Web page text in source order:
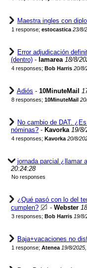
Maestra ingles con
1 response; estocastica 23/8/
Error adjudicación
(dentro) - lamarea 18/8/
4 responses; Bob Harris 20/8/
Adiós - 10MinuteMail
8 responses; 10MinuteMail
No cambio de DAT.
nóminas? - Kavorka 19/8/
4 responses; Kavorka 20/8/
jornada parcial ¿llamar
20:24:28
No responses
¿Qué pasó con lo del
cumplen?
- Webster
3 responses; Bob Harris 19/8/
Baja+vacaciones no
1 response; Atenea 19/8/